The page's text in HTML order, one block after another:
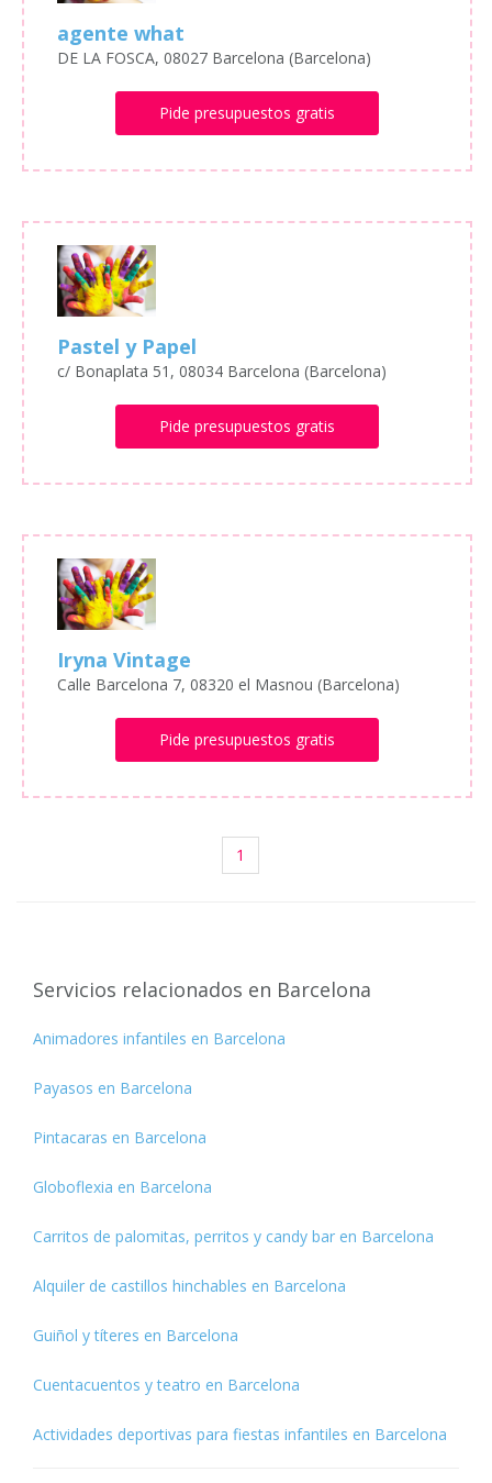
agente what
DE LA FOSCA, 08027 Barcelona (Barcelona)
Pide presupuestos gratis
Pastel y Papel
c/ Bonaplata 51, 08034 Barcelona (Barcelona)
Pide presupuestos gratis
Iryna Vintage
Calle Barcelona 7, 08320 el Masnou (Barcelona)
Pide presupuestos gratis
1
Servicios relacionados en Barcelona
Animadores infantiles en Barcelona
Payasos en Barcelona
Pintacaras en Barcelona
Globoflexia en Barcelona
Carritos de palomitas, perritos y candy bar en Barcelona
Alquiler de castillos hinchables en Barcelona
Guiñol y títeres en Barcelona
Cuentacuentos y teatro en Barcelona
Actividades deportivas para fiestas infantiles en Barcelona